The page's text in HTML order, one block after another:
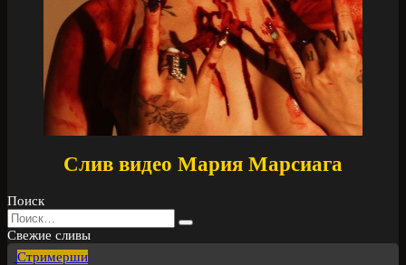
Слив видео Мария Марсиага
Поиск
Search
for:
Свежие сливы
Стримерши